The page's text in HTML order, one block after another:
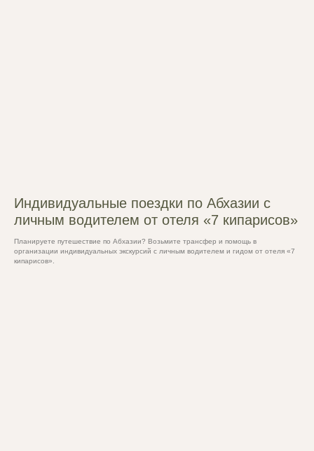
Индивидуальные поездки по Абхазии с
личным водителем от отеля «7 кипарисов»
Планируете путешествие по Абхазии? Возьмите трансфер и помощь в
организации индивидуальных экскурсий с личным водителем и гидом от отеля «7
кипарисов».